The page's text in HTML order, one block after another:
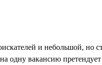
и небольшой, но
одну вакансию